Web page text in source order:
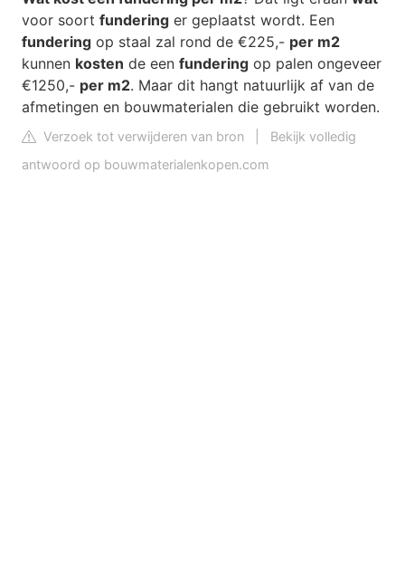
voor soort fundering er geplaatst wordt. Een
fundering op staal zal rond de €225,- per m2
kunnen kosten de een fundering op palen ongeveer
€1250,- per m2. Maar dit hangt natuurlijk af van de
afmetingen en bouwmaterialen die gebruikt worden.
Verzoek tot verwijderen van bron
Bekijk volledig
antwoord op bouwmaterialenkopen.com